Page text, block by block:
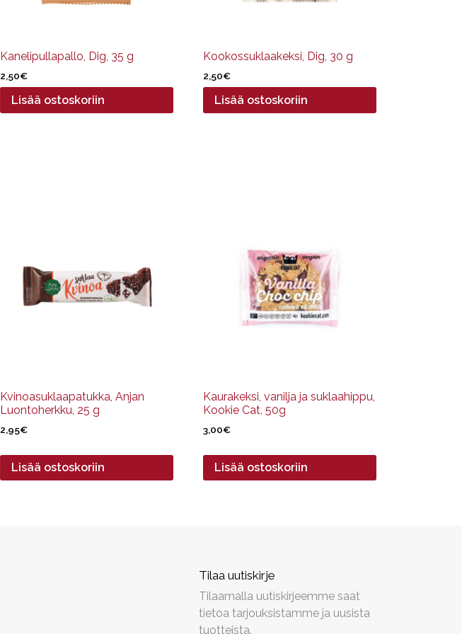
Kanelipullapallo, Dig, 35 g
2,50€
Lisää ostoskoriin
Kookossuklaakeksi, Dig, 30 g
2,50€
Lisää ostoskoriin
Kvinoasuklaapatukka, Anjan
Luontoherkku, 25 g
2,95€
Lisää ostoskoriin
Kaurakeksi, vanilja ja suklaahippu,
Kookie Cat, 50g
3,00€
Lisää ostoskoriin
Tilaa uutiskirje
Tilaamalla uutiskirjeemme saat
tietoa tarjouksistamme ja uusista
tuotteista.